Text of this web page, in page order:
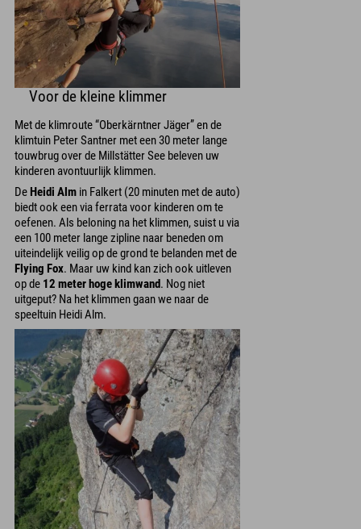
Voor de kleine klimmer
Met de klimroute “Oberkärntner Jäger” en de
klimtuin Peter Santner met een 30 meter lange
touwbrug over de Millstätter See beleven uw
kinderen avontuurlijk klimmen.
De Heidi Alm in Falkert (20 minuten met de auto)
biedt ook een via ferrata voor kinderen om te
oefenen. Als beloning na het klimmen, suist u via
een 100 meter lange zipline naar beneden om
uiteindelijk veilig op de grond te belanden met de
Flying Fox. Maar uw kind kan zich ook uitleven
op de 12 meter hoge klimwand. Nog niet
uitgeput? Na het klimmen gaan we naar de
speeltuin Heidi Alm.